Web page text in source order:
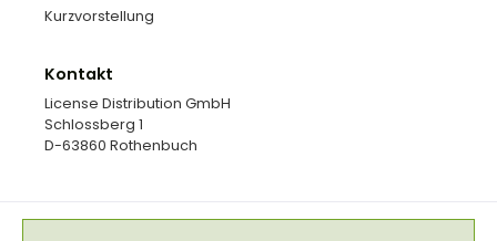
Kurzvorstellung
Kontakt
License Distribution GmbH
Schlossberg 1
D-63860 Rothenbuch